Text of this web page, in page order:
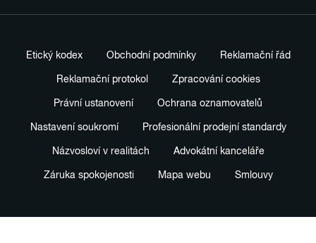
Etický kodex Obchodní podmínky Reklamační řád
Reklamační protokol Zpracování cookies
Právní ustanovení Ochrana oznamovatelů
Nastavení soukromí Profesionální prodejní standardy
Názvosloví v realitách Advokátní kanceláře
Záruka spokojenosti Mapa webu Smlouvy